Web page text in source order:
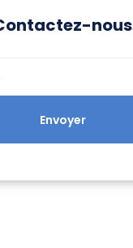
nous
Envoyer